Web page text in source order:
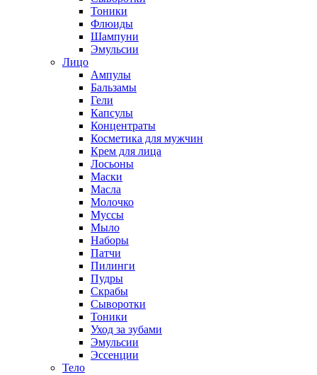
Тоники
Флюиды
Шампуни
Эмульсии
Лицо
Ампулы
Бальзамы
Гели
Капсулы
Концентраты
Косметика для мужчин
Крем для лица
Лосьоны
Маски
Масла
Молочко
Муссы
Мыло
Наборы
Патчи
Пилинги
Пудры
Скрабы
Сыворотки
Тоники
Уход за зубами
Эмульсии
Эссенции
Тело